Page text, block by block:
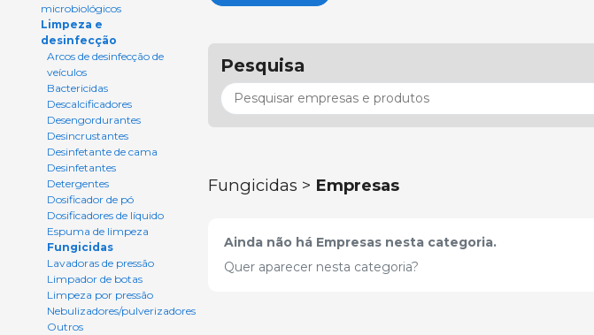
microbiológicos
Limpeza e
desinfecção
Arcos de desinfecção de
veículos
Bactericidas
Descalcificadores
Desengordurantes
Desincrustantes
Desinfetante de cama
Desinfetantes
Detergentes
Dosificador de pó
Dosificadores de líquido
Espuma de limpeza
Fungicidas
Lavadoras de pressão
Limpador de botas
Limpeza por pressão
Nebulizadores/pulverizadores
Outros
Pesquisa
Fungicidas > Empresas
Ainda não há Empresas nesta categoria.
Quer aparecer nesta categoria?